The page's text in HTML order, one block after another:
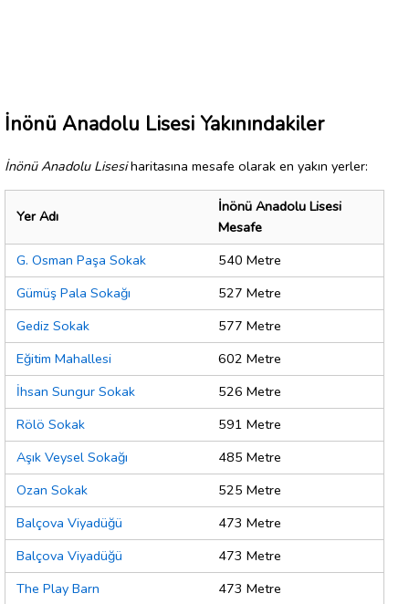
İnönü Anadolu Lisesi Yakınındakiler
İnönü Anadolu Lisesiharitasına mesafe olarak en yakın yerler:
Yer Adı
İnönü Anadolu Lisesi
Mesafe
G. Osman Paşa Sokak
540 Metre
Gümüş Pala Sokağı
527 Metre
Gediz Sokak
577 Metre
Eğitim Mahallesi
602 Metre
İhsan Sungur Sokak
526 Metre
Rölö Sokak
591 Metre
Aşık Veysel Sokağı
485 Metre
Ozan Sokak
525 Metre
Balçova Viyadüğü
473 Metre
Balçova Viyadüğü
473 Metre
The Play Barn
473 Metre